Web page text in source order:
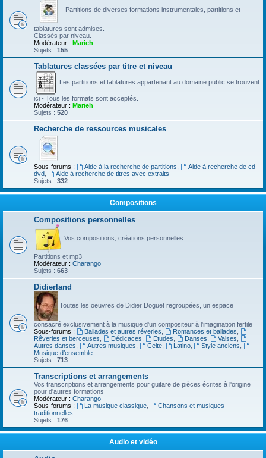
Partitions de diverses formations instrumentales, partitions et
tablatures sont admises.
Classés par niveau.
Modérateur : Marieh
Sujets : 155
Tablatures classées par titre et niveau
Les partitions et tablatures appartenant au domaine public se trouvent
ici - Tous les formats sont acceptés.
Modérateur : Marieh
Sujets : 520
Recherche de ressources musicales
Sous-forums : Aide à la recherche de partitions
Aide à recherche de cd
dvd
Aide à recherche de titres avec extraits
Sujets : 332
Compositions
Compositions personnelles
Vos compositions, créations personnelles.
Partitions et mp3
Modérateur : Charango
Sujets : 663
Didierland
Toutes les oeuvres de Didier Doguet regroupées, un espace
consacré exclusivement à la musique d'un compositeur à l'imagination fertile
Sous-forums :
Ballades et autres réveries Romances et ballades
Rêveries et berceuses
Dédicaces Etudes Danses Valses
Autres danses
Autres musiques Celte, Latino, Style anciens
Musique d’ensemble
Sujets : 713
Transcriptions et arrangements
Vos transcriptions et arrangements pour guitare de pièces écrites à l'origine
pour d'autres formations
Modérateur : Charango
Sous-forums :
La musique classique,
Chansons et musiques
traditionnelles
Sujets : 176
Audio et vidéo